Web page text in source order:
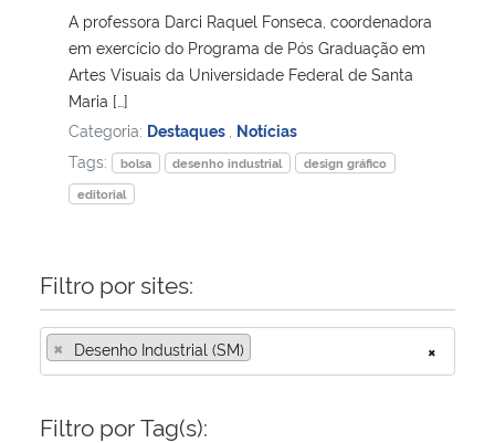
A professora Darci Raquel Fonseca, coordenadora
em exercício do Programa de Pós Graduação em
Artes Visuais da Universidade Federal de Santa
Maria […]
Categoria: Destaques Notícias
Tags:
bolsa desenho industrial
design gráfico
editorial
Filtro por sites:
×
× Desenho Industrial (SM)
Filtro por Tag(s):